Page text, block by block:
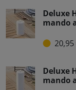
Deluxe
mando
Deluxe
mando